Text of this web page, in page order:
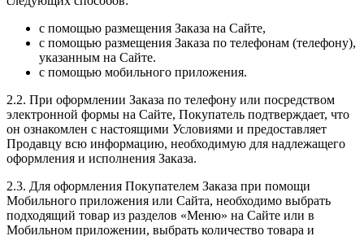
с помощью размещения Заказа на Сайте,
с помощью размещения Заказа по телефонам (телефону),
указанным на Сайте.
c помощью мобильного приложения.
2.2. При оформлении Заказа по телефону или посредством
электронной формы на Сайте, Покупатель подтверждает, что
он ознакомлен с настоящими Условиями и предоставляет
Продавцу всю информацию, необходимую для надлежащего
оформления и исполнения Заказа.
2.3. Для оформления Покупателем Заказа при помощи
Мобильного приложения или Сайта, необходимо выбрать
подходящий товар из разделов «Меню» на Сайте или в
Мобильном приложении, выбрать количество товара и